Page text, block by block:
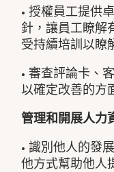
• 授權員工提供
針，讓員工瞭解
受持續培訓以瞭
• 審查評論卡、
以確定改善的方
管理和開展人力
• 識別他人的發
他方式幫助他人